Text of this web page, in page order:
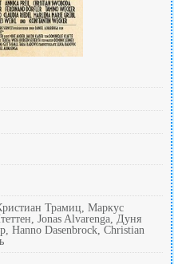
Трамиц, Маркус
Jonas Alvarenga, Дуня
Hanno Dasenbrock, Christian